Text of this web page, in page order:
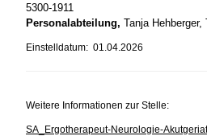
5300-1911
Personalabteilung, Tanja
Einstelldatum: 01.04.2026
Weitere Informationen zur Stelle:
SA_Ergotherapeut-Neurologie-